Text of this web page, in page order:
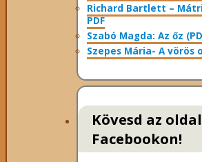
Richard Bartlett –
PDF
Szabó Magda: Az őz
Szepes Mária- A vörös
Kövesd az
Facebookon!